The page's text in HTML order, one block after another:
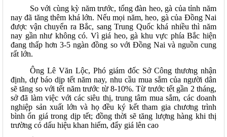
So với cùng kỳ năm trước, tổng đàn heo, gà của tỉnh năm
nay đã tăng thêm khá lớn. Nếu mọi năm, heo, gà của Đồng Nai
được vận chuyển ra Bắc, sang Trung Quốc khá nhiều thì năm
nay gần như không có. Vì giá heo, gà khu vực phía Bắc hiện
đang thấp hơn 3-5 ngàn đồng so với Đồng Nai và nguồn cung
rất lớn.
Ông Lê Văn Lộc, Phó giám đốc Sở Công thương nhận
định, dự báo dịp tết năm nay, nhu cầu mua sắm của người dân
sẽ tăng so với tết năm trước từ 8-10%. Từ trước tết gần 2 tháng,
sở đã làm việc với các siêu thị, trung tâm mua sắm, các doanh
nghiệp sản xuất lớn và họ đều ký kết tham gia chương trình
bình ổn giá trong dịp tết; đồng thời sẽ tăng lượng hàng khi thị
trường có dấu hiệu khan hiếm, đẩy giá lên cao